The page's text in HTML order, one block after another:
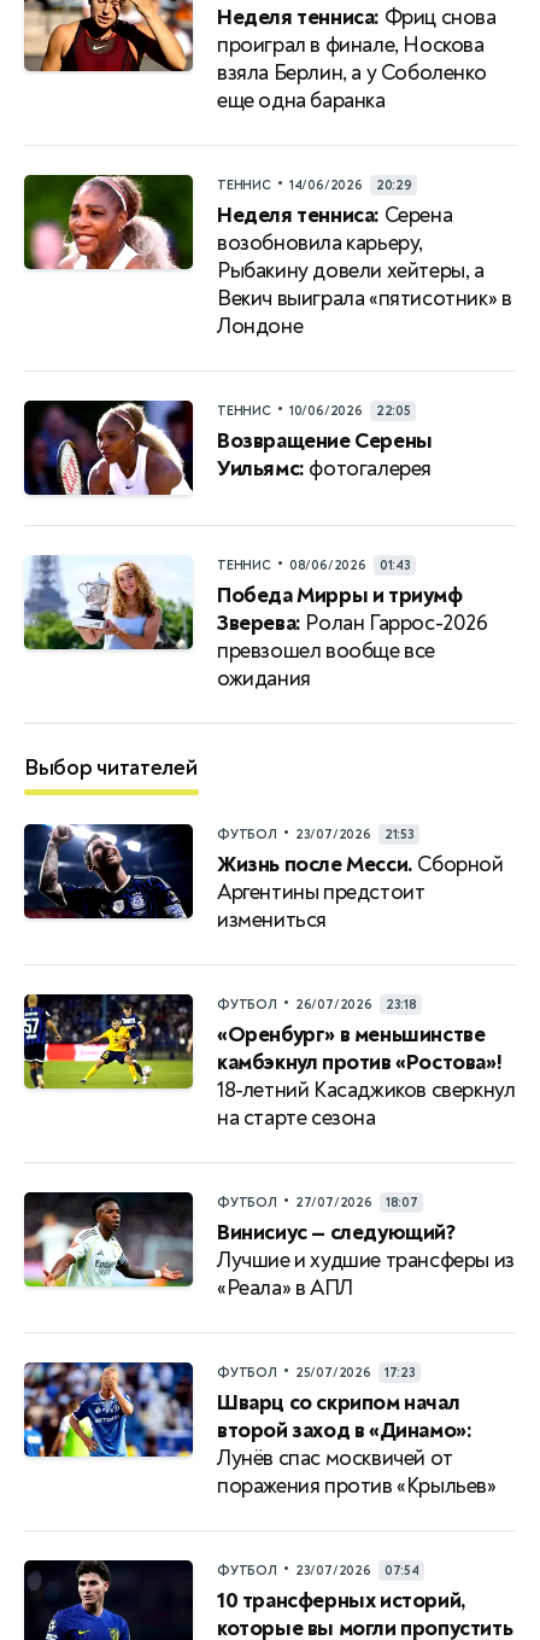
Неделя тенниса: Фриц снова
проиграл в финале, Носкова
взяла Берлин, а у Соболенко
еще одна баранка
ТЕННИС • 14/06/2026 20:29
Неделя тенниса: Серена
возобновила карьеру,
Рыбакину довели хейтеры, а
Векич выиграла «пятисотник» в
Лондоне
ТЕННИС • 10/06/2026 22:05
Возвращение Серены
Уильямс: фотогалерея
ТЕННИС • 08/06/2026 01:43
Победа Мирры и триумф
Зверева: Ролан Гаррос-2026
превзошел вообще все
ожидания
Выбор читателей
ФУТБОЛ • 23/07/2026 21:53
Жизнь после Месси. Сборной
Аргентины предстоит
измениться
ФУТБОЛ • 26/07/2026 23:18
«Оренбург» в меньшинстве
камбэкнул против «Ростова»!
18-летний Касаджиков сверкнул
на старте сезона
ФУТБОЛ • 27/07/2026 18:07
Винисиус — следующий?
Лучшие и худшие трансферы из
«Реала» в АПЛ
ФУТБОЛ • 25/07/2026 17:23
Шварц со скрипом начал
второй заход в «Динамо»:
Лунёв спас москвичей от
поражения против «Крыльев»
ФУТБОЛ • 23/07/2026 07:54
10 трансферных историй,
которые вы могли пропустить